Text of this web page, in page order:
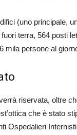
(uno principale,
terra, 564 posti
mila persone al
riservata, oltre
che è stato
Ospedalieri